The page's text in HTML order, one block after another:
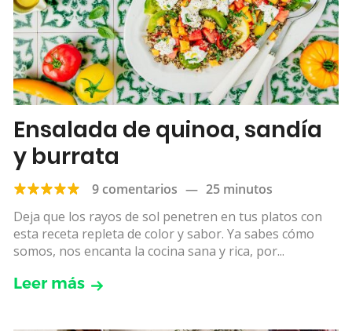
Ensalada de quinoa, sandía
y burrata
9 comentarios — 25 minutos
Deja que los rayos de sol penetren en tus platos con
esta receta repleta de color y sabor. Ya sabes cómo
somos, nos encanta la cocina sana y rica, por...
Leer más